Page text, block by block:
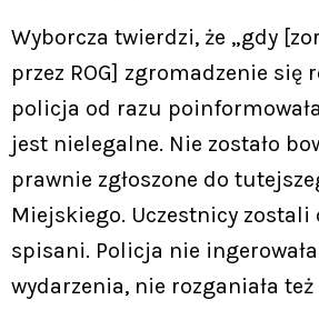
Wyborcza twierdzi, że „gdy
przez ROG] zgromadzenie się
policja od razu
jest nielegalne. Nie zostało
prawnie zgłoszone do
Miejskiego. Uczestnicy zostali
spisani. Policja nie
wydarzenia, nie rozganiała